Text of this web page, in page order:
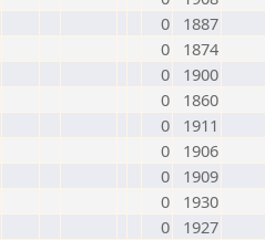
0
1887
0
1874
0
1900
0
1860
0
1911
0
1906
0
1909
0
1930
0
1927